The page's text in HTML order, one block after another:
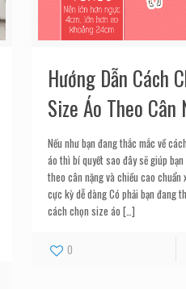
Hướng Dẫn Cách
Size Áo Theo Cân
Nếu như bạn đang thắc mắc về
áo thì bí quyết sao đây sẽ giúp
theo cân nặng và chiều cao chuẩn
cực kỳ dễ dàng Có phải bạn đang
cách chọn size áo […]
0